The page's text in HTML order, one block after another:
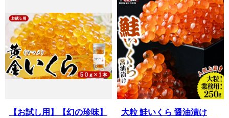
【お試し用】【幻の珍味】
大粒 鮭いくら 醤油漬け